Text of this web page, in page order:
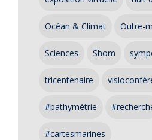
Océan & Climat Outre-
Sciences Shom
tricentenaire
#bathymétrie
#cartesmarines